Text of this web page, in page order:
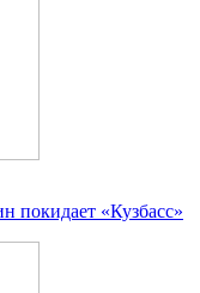
покидает «Кузбасс»